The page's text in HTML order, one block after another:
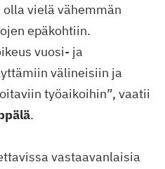
vielä vähemmän
epäkohtiin.
vuosi- ja
välineisiin ja
työaikoihin”, vaatii
.
vastaavanlaisia